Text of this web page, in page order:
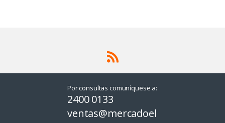
Por consultas comuníquese a:
2400 0133
ventas@mercadoel